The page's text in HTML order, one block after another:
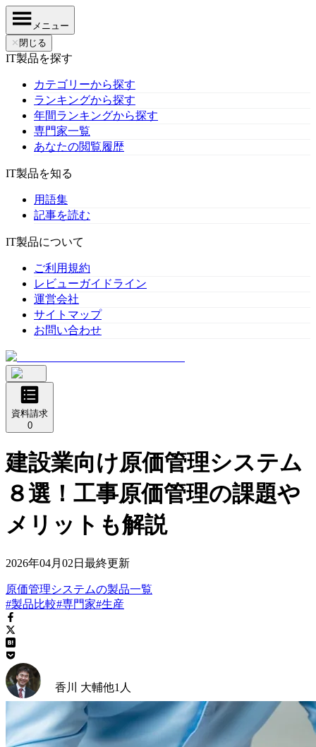
メニュー
✕ 閉じる
IT製品を探す
カテゴリーから探す
ランキングから探す
年間ランキングから探す
専門家一覧
あなたの閲覧履歴
IT製品を知る
用語集
記事を読む
IT製品について
ご利用規約
レビューガイドライン
運営会社
サイトマップ
お問い合わせ
資料請求
0
建設業向け原価管理システム
８選！工事原価管理の課題や
メリットも解説
2026年04月02日 最終更新
原価管理システムの製品一覧
#製品比較#専門家#生産
香川 大輔他1 人